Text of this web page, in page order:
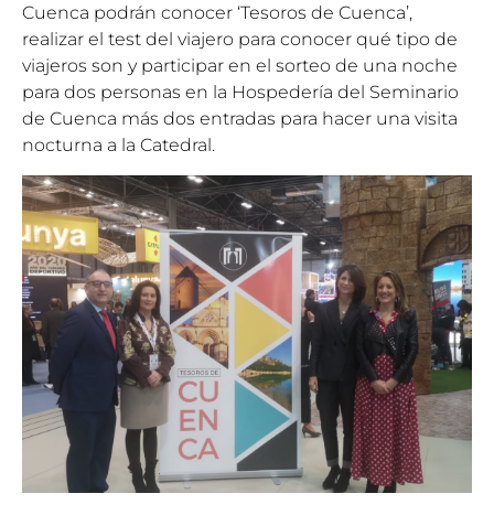
Cuenca podrán conocer ‘Tesoros de Cuenca’,
realizar el test del viajero para conocer qué tipo de
viajeros son y participar en el sorteo de una noche
para dos personas en la Hospedería del Seminario
de Cuenca más dos entradas para hacer una visita
nocturna a la Catedral.